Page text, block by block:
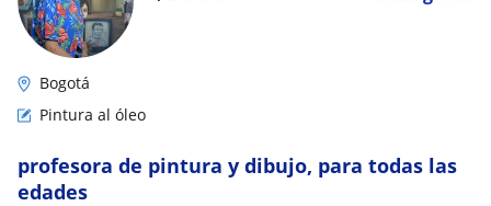
Bogotá
Pintura al óleo
profesora de pintura y dibujo, para todas las
edades